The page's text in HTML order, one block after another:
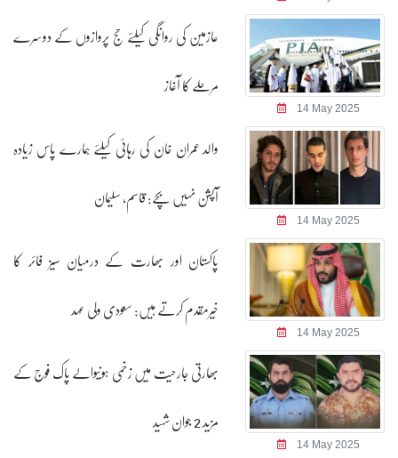
14 May 2025
عازمین کی روانگی کیلئے حج پروازوں کے دوسرے
مرحلے کا آغاز
14 May 2025
والد عمران خان کی رہائی کیلئے ہمارے پاس زیادہ
آپشن نہیں بچے: قاسم، سلیمان
14 May 2025
پاکستان اور بھارت کے درمیان سیز فائر کا
خیرمقدم کرتے ہیں: سعودی ولی عہد
14 May 2025
بھارتی جارحیت میں زخمی ہونیوالے پاک فوج کے
مزید 2 جوان شہید